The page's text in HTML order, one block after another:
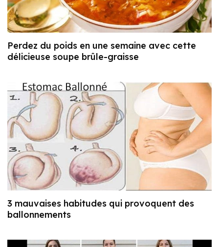
Perdez du poids en une semaine avec cette
délicieuse soupe brûle-graisse
3 mauvaises habitudes qui provoquent des
ballonnements